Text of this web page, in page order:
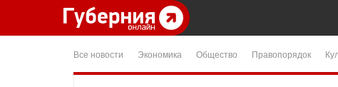
Все новости Экономика Общество Правопорядок